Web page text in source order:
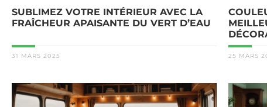
SUBLIMEZ VOTRE INTÉRIEUR AVEC LA
FRAÎCHEUR APAISANTE DU VERT D’EAU
31 MARS 2025 25 MARS